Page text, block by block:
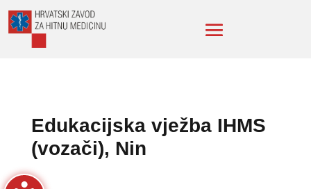
Edukacijska vježba IHMS
(vozači), Nin